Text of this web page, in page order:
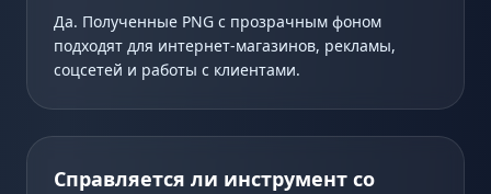
Да. Полученные PNG с прозрачным фоном
подходят для интернет-магазинов, рекламы,
соцсетей и работы с клиентами.
Справляется ли инструмент со